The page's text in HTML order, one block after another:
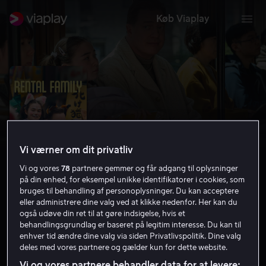
Køb Viaplay
Rental Family
Drama Komedie 2025 1 t. 45 min
7 år
HD
Vi værner om dit privatliv
Vi og vores78 partnere gemmer og får adgang til oplysninger
på din enhed, for eksempel unikke identifikatorer i cookies, som
bruges til behandling af personoplysninger. Du kan acceptere
eller administrere dine valg ved at klikke nedenfor. Her kan du
også udøve din ret til at gøre indsigelse, hvis et
behandlingsgrundlag er baseret på legitim interesse. Du kan til
enhver tid ændre dine valg via siden Privatlivspolitik. Dine valg
deles med vores partnere og gælder kun for dette website.